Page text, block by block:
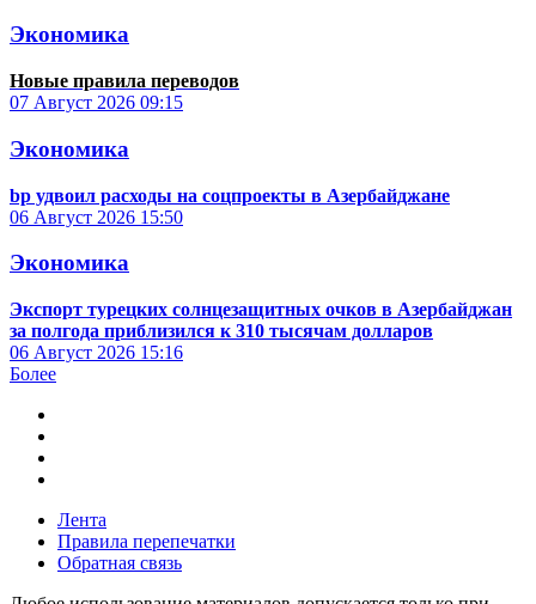
Экономика
Новые правила переводов
07 Август 2026 09:15
Экономика
bp удвоил расходы на соцпроекты в Азербайджане
06 Август 2026 15:50
Экономика
Экспорт турецких солнцезащитных очков в Азербайджан
за полгода приблизился к 310 тысячам долларов
06 Август 2026 15:16
Более
Лента
Правила перепечатки
Обратная связь